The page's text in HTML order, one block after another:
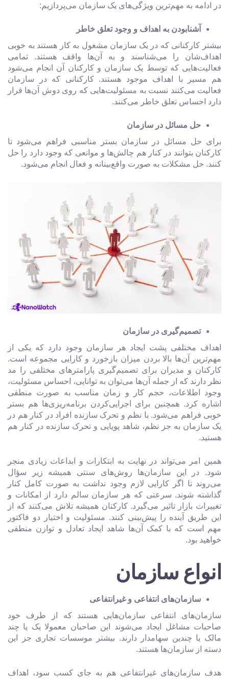
در ادامه به مهم‌ترین ویژگی‌های یک سازمان می‌پردازیم:
آشنابودن به اهداف و وجود تعلق خاطر
بیشتر کارکنانی که در یک سازمان مشغول به کار هستند به خوبی
اهداف‌شان را می‌شناسند و به آن‌ها واقف هستند. تمامی
فعالیت‌هایی که توسط یک سازمان و کارکنان آن انجام می‌شود
هم مسیر با اهداف موجود هستند. کارکنانی که در سازمان
فعالیت می‌کنند نسبت به مسئولیت‌هایی که روی دوش آن‌ها قرار
دارد احساس تعلق خاطر می‌کنند.
حل مسائل در سازمان
برای حل مسائل در سازمان بستر مناسبی فراهم می‌شود تا
کارکنان بتوانند در کنار هم چالش‌ها و موانعی که وجود دارد را حل
کنند. حل مشکلات به صورت واقع‌بینانه و فعال انجام می‌شود.
تصمیم‌گیری در سازمان
اهداف مختلفی پشت ایجاد هر سازمان وجود دارد که یکی از
مهم‌ترین آن‌ها بالا بردن میزان بازخورد و کارایی مجموعه است.
کارکنان و مدیران برای تصمیم‌گیری پارامترهای مختلفی را مد
نظر دارند که از جمله آن‌ها می‌توان به توانایی، احساس مسئولیت،
وجود اطلاعات، حجم کار و زمان مناسب به صورت منطقی
اشاره کرد. همچنین برای اجرایی‌کردن برنامه‌ریزی‌‌ها هم بستر
خوبی فراهم می‌شود. با نظم و تحرک سازنده افراد در کنار هم در
یک سازمان به جز نظم، شاهد پویایی و تحرک سازنده در کنار هم
هستید.
همین امر می‌تواند در نهایت به ابتکارات و ابداعات زیادی منجر
شود. در این سازمان‌ها روش‌های سنتی همیشه زیر سؤال
می‌روند تا اگر کارایی لازم وجود نداشت به صورت کامل کنار
گذاشته شوند. سرعتی که هر سازمان سالم دارد از امکانات و
تغییرات بازار تاثیر می‌گیرد. کارکنان همیشه تلاش می‌کنند که از
این طریق آینده را پیش‌بینی کنند. مسئولیت و اختیار دو فاکتور
مهم است که با کمک آن‌ها شاهد ایجاد تعادل و توازن منطقی
خواهید بود.
انواع سازمان
سازمان‌های انتفاعی و غیرانتفاعی
سازمان‌های انتفاعی سازمان‌هایی هستند که از طرف خود
صاحبات مشاغل ایجاد می‌شوند این صاحبان معمولا یک یا چند
مالک یا چندین سهامدار دارند. بیشتر موسسات تجاری جز این
دسته از سازمان‌ها هستند.
هدف سازمان‌های غیرانتفاعی هم به جای کسب سود، اهداف